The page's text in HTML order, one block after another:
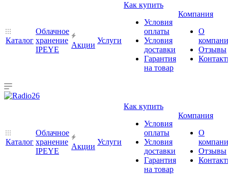
Каталог
Облачное
хранение
IPEYE
Акции
Услуги
Как купить
Условия
оплаты
Условия
доставки
Гарантия
на товар
Компания
О
Отзывы
Каталог
Облачное
хранение
IPEYE
Акции
Услуги
Как купить
Условия
оплаты
Условия
доставки
Гарантия
на товар
Компания
О
Отзывы